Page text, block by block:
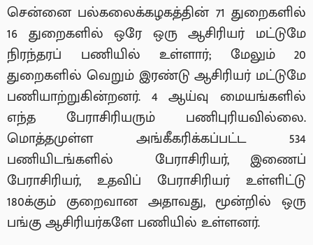
சென்னை பல்கலைக்கழகத்தின் 71 துறைகளில்
16 துறைகளில் ஒரே ஒரு ஆசிரியர் மட்டுமே
நிரந்தரப் பணியில் உள்ளார்; மேலும் 20
துறைகளில் வெறும் இரண்டு ஆசிரியர் மட்டுமே
பணியாற்றுகின்றனர். 4 ஆய்வு மையங்களில்
எந்த பேராசிரியரும் பணிபுரியவில்லை.
மொத்தமுள்ள அங்கீகரிக்கப்பட்ட 534
பணியிடங்களில் பேராசிரியர், இணைப்
பேராசிரியர், உதவிப் பேராசிரியர் உள்ளிட்டு
180க்கும் குறைவான அதாவது, மூன்றில் ஒரு
பங்கு ஆசிரியர்களே பணியில் உள்ளனர்.